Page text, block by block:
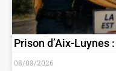
Prison d’Aix-Luynes
08/08/2026